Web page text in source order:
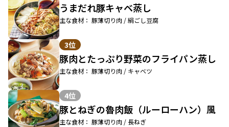
うまだれ豚キャベ蒸し
主な食材： 豚薄切り肉 / 絹ごし豆腐
3位
豚肉とたっぷり野菜のフライパン蒸し
主な食材： 豚薄切り肉 / キャベツ
4位
豚とねぎの魯肉飯（ルーローハン）風
主な食材： 豚薄切り肉 / 長ねぎ